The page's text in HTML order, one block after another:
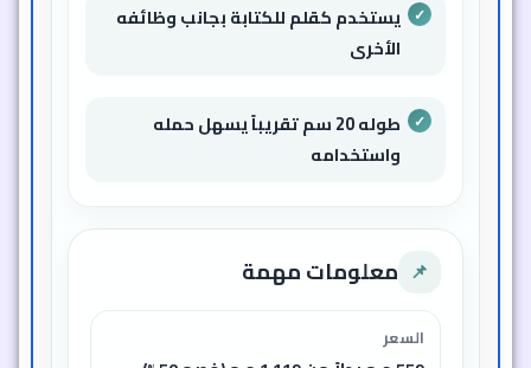
يستخدم كقلم للكتابة بجانب وظائفه
الأخرى
طوله 20 سم تقريباً يسهل حمله
واستخدامه
📌 معلومات مهمة
السعر